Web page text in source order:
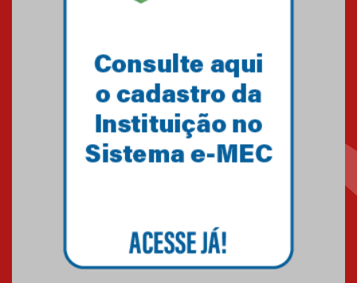
do Mackenzie Brasília
Gravação do projeto “Mais de
31 mil vozes com a Palavra” é
realizado no Colégio
Mackenzie Brasília
25.10.2024
Brasília conquistam medalhas
em importantes competições
de Matemática
04.10.2024